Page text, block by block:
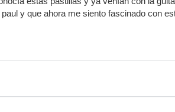
y que ahora me siento fascinado con